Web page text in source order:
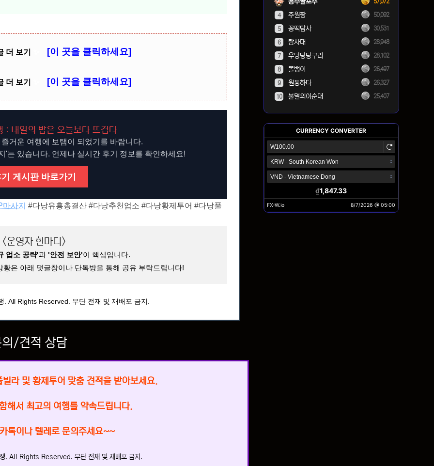
더 보기 [이 곳을 클릭하세요]
더 보기 [이 곳을 클릭하세요]
: 내일의 밤은 오늘보다 뜨겁다
거운 여행에 보탬이 되었기를 바랍니다.
'는 있습니다. 언제나 실시간 후기 정보를 확인하세요!
게시판 바로가기
마사지 #다낭유흥총결산 #다낭추천업소 #다낭황제투어 #다낭풀
<운영자 한마디>
업소 공략'과'안전 보안'이 핵심입니다.
은 아래 댓글창이나 단톡방을 통해 공유 부탁드립니다!
. All Rights Reserved. 무단 전재 및 재배포 금지.
/견적 상담
빌라 및 황제투어 맞춤 견적을 받아보세요.
해서 최고의 여행를 약속드립니다.
톡이나 텔레로 문의주세요~~
. All Rights Reserved. 무단 전재 및 재배포 금지.
4 주원짱 50,092
5 꽁떡탐사 30,531
6 탐사대 28,948
7 우당탕탕구리 28,102
8 똘뱅이 26,497
9 원통하다 26,327
10 불멸의이순대 25,407